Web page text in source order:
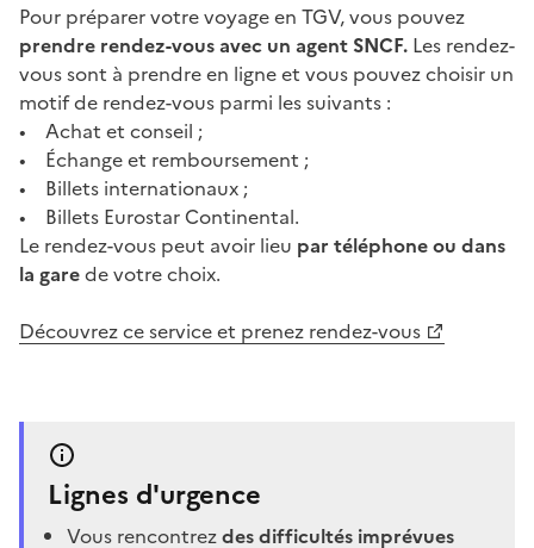
Pour préparer votre voyage en TGV, vous pouvez
prendre rendez-vous avec un agent SNCF. Les rendez-
vous sont à prendre en ligne et vous pouvez choisir un
motif de rendez-vous parmi les suivants :
• Achat et conseil ;
• Échange et remboursement ;
• Billets internationaux ;
• Billets Eurostar Continental.
Le rendez-vous peut avoir lieu par téléphone ou dans
la garede votre choix.
Découvrez ce service et prenez rendez-vous
Lignes d'urgence
Vous rencontrezdes difficultés imprévues